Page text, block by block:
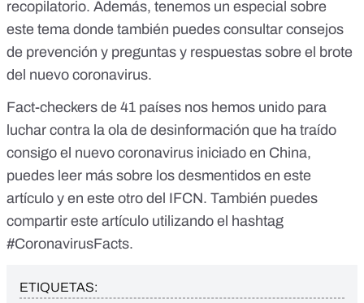
recopilatorio. Además, tenemos un especial sobre
este tema donde también puedes consultar consejos
de prevención y preguntas y respuestas sobre el brote
del nuevo coronavirus.
Fact-checkers de 41 países nos hemos unido para
luchar contra la ola de desinformación que ha traído
consigo el nuevo coronavirus iniciado en China,
puedes leer más sobre los desmentidos en este
artículo y en este otro del IFCN. También puedes
compartir este artículo utilizando el hashtag
#CoronavirusFacts.
ETIQUETAS: